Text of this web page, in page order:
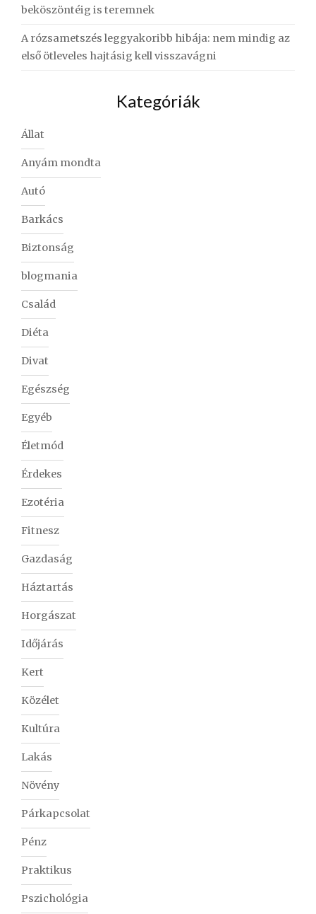
beköszöntéig is teremnek
A rózsametszés leggyakoribb hibája: nem mindig az
első ötleveles hajtásig kell visszavágni
Kategóriák
Állat
Anyám mondta
Autó
Barkács
Biztonság
blogmania
Család
Diéta
Divat
Egészség
Egyéb
Életmód
Érdekes
Ezotéria
Fitnesz
Gazdaság
Háztartás
Horgászat
Időjárás
Kert
Közélet
Kultúra
Lakás
Növény
Párkapcsolat
Pénz
Praktikus
Pszichológia